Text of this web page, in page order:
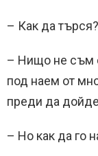
– Как да
– Нищо не съм
под наем от
преди да
– Но как да го